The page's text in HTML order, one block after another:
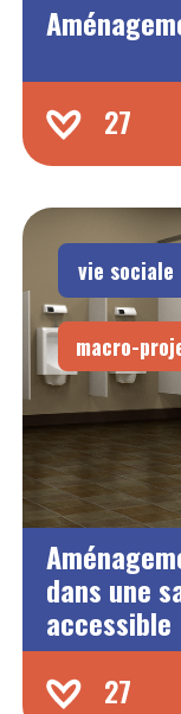
27
vie sociale
macro-
dans une
accessible
27